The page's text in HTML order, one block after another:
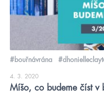
#bouřnávrána
4. 3. 2020
Míšo, co budeme číst v